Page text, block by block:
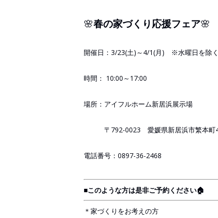
🌸春の家づくり応援フェア🌸
開催日：3/23(土)～4/1(月) ※水曜日を除
時間： 10:00～17:00
場所：アイフルホーム新居浜展示場
〒792-0023 愛媛県新居浜市繁本町
電話番号：0897-36-2468
■このような方は是非ご予約ください🏠
＊家づくりをお考えの方